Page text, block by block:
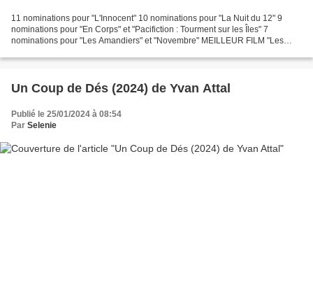
11 nominations pour "L'Innocent" 10 nominations pour "La Nuit du 12" 9
nominations pour "En Corps" et "Pacifiction : Tourment sur les Îles" 7
nominations pour "Les Amandiers" et "Novembre" MEILLEUR FILM "Les
Un Coup de Dés (2024) de Yvan Attal
Publié le 25/01/2024 à 08:54
Par Selenie